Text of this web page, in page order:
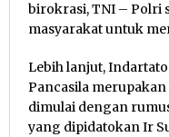
birokrasi, TNI – Polri
masyarakat untuk
Lebih lanjut,
Pancasila
dimulai dengan
yang dipidatokan Ir